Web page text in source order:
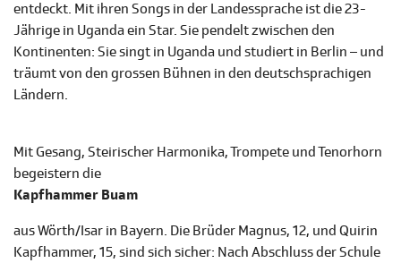
entdeckt. Mit ihren Songs in der Landessprache ist die 23-
Jährige in Uganda ein Star. Sie pendelt zwischen den
Kontinenten: Sie singt in Uganda und studiert in Berlin – und
träumt von den grossen Bühnen in den deutschsprachigen
Ländern.
Mit Gesang, Steirischer Harmonika, Trompete und Tenorhorn
begeistern die
Kapfhammer Buam
aus Wörth/Isar in Bayern. Die Brüder Magnus, 12, und Quirin
Kapfhammer, 15, sind sich sicher: Nach Abschluss der Schule